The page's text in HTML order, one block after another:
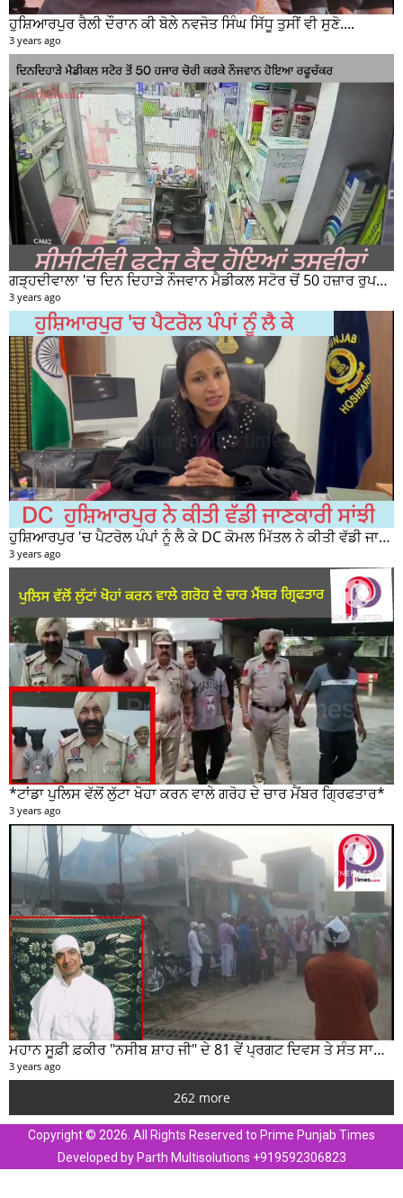
ਹੁਸ਼ਿਆਰਪੁਰ ਰੈਲੀ ਦੌਰਾਨ ਕੀ ਬੋਲੇ ਨਵਜੋਤ ਸਿੰਘ ਸਿੱਧੂ ਤੁਸੀਂ ਵੀ ਸੁਣੋ....
3 years ago
ਗੜ੍ਹਦੀਵਾਲਾ 'ਚ ਦਿਨ ਦਿਹਾੜੇ ਨੌਜਵਾਨ ਮੈਡੀਕਲ ਸਟੋਰ ਚੋਂ 50 ਹਜ਼ਾਰ ਰੁਪਏ ਦੀ ਨਕਦੀ ਚੋਰੀ ਕਰਕੇ ਹੋਇਆ ਰਫੂਚੱਕਰ
3 years ago
ਹੁਸ਼ਿਆਰਪੁਰ 'ਚ ਪੈਟਰੋਲ ਪੰਪਾਂ ਨੂੰ ਲੈ ਕੇ DC ਕੋਮਲ ਮਿੱਤਲ ਨੇ ਕੀਤੀ ਵੱਡੀ ਜਾਣਕਾਰੀ ਸਾਂਝੀ
3 years ago
*ਟਾਂਡਾ ਪੁਲਿਸ ਵੱਲੋਂ ਲੁੱਟਾ ਖੋਹਾ ਕਰਨ ਵਾਲੇ ਗਰੋਹ ਦੇ ਚਾਰ ਮੈਂਬਰ ਗ੍ਰਿਫਤਾਰ*
3 years ago
ਮਹਾਨ ਸੂਫ਼ੀ ਫ਼ਕੀਰ "ਨਸੀਬ ਸ਼ਾਹ ਜੀ" ਦੇ 81 ਵੇਂ ਪ੍ਰਗਟ ਦਿਵਸ ਤੇ ਸੰਤ ਸਾਹਿਬ ਜੋਤ ਸਿੰਘ ਜੀ ਮਹਾਰਾਜ ਦੇ ਸੁਣੋ ਵਿਚਾਰ
3 years ago
262 more
Copyright © 2026. All Rights Reserved to Prime Punjab Times
Developed by Parth Multisolutions +919592306823